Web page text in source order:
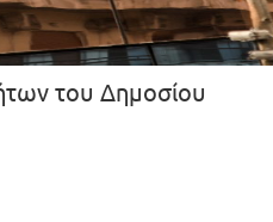
του Δημοσίου